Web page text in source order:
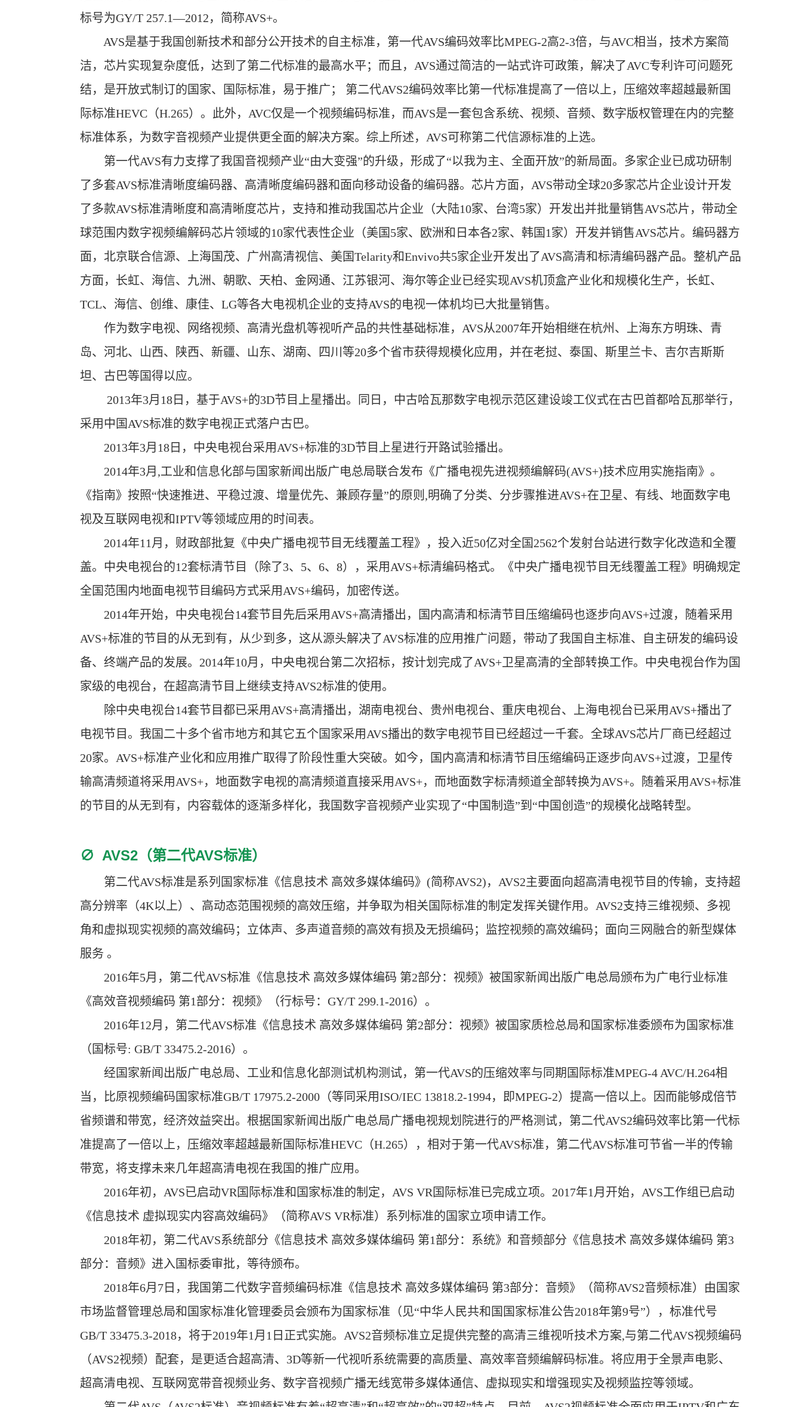
标号为GY/T 257.1—2012，简称AVS+。
AVS是基于我国创新技术和部分公开技术的自主标准，第一代AVS编码效率比MPEG-2高2-3倍，与AVC相当，技术方案简
洁，芯片实现复杂度低，达到了第二代标准的最高水平；而且，AVS通过简洁的一站式许可政策，解决了AVC专利许可问题死
结，是开放式制订的国家、国际标准，易于推广； 第二代AVS2编码效率比第一代标准提高了一倍以上，压缩效率超越最新国
际标准HEVC（H.265）。此外，AVC仅是一个视频编码标准，而AVS是一套包含系统、视频、音频、数字版权管理在内的完整
标准体系，为数字音视频产业提供更全面的解决方案。综上所述，AVS可称第二代信源标准的上选。
第一代AVS有力支撑了我国音视频产业“由大变强”的升级，形成了“以我为主、全面开放”的新局面。多家企业已成功研制
了多套AVS标准清晰度编码器、高清晰度编码器和面向移动设备的编码器。芯片方面，AVS带动全球20多家芯片企业设计开发
了多款AVS标准清晰度和高清晰度芯片，支持和推动我国芯片企业（大陆10家、台湾5家）开发出并批量销售AVS芯片，带动全
球范围内数字视频编解码芯片领域的10家代表性企业（美国5家、欧洲和日本各2家、韩国1家）开发并销售AVS芯片。编码器方
面，北京联合信源、上海国茂、广州高清视信、美国Telarity和Envivo共5家企业开发出了AVS高清和标清编码器产品。整机产品
方面，长虹、海信、九洲、朝歌、天柏、金网通、江苏银河、海尔等企业已经实现AVS机顶盒产业化和规模化生产，长虹、
TCL、海信、创维、康佳、LG等各大电视机企业的支持AVS的电视一体机均已大批量销售。
作为数字电视、网络视频、高清光盘机等视听产品的共性基础标准，AVS从2007年开始相继在杭州、上海东方明珠、青
岛、河北、山西、陕西、新疆、山东、湖南、四川等20多个省市获得规模化应用，并在老挝、泰国、斯里兰卡、吉尔吉斯斯
坦、古巴等国得以应。
2013年3月18日，基于AVS+的3D节目上星播出。同日，中古哈瓦那数字电视示范区建设竣工仪式在古巴首都哈瓦那举行，
采用中国AVS标准的数字电视正式落户古巴。
2013年3月18日，中央电视台采用AVS+标准的3D节目上星进行开路试验播出。
2014年3月,工业和信息化部与国家新闻出版广电总局联合发布《广播电视先进视频编解码(AVS+)技术应用实施指南》。
《指南》按照“快速推进、平稳过渡、增量优先、兼顾存量”的原则,明确了分类、分步骤推进AVS+在卫星、有线、地面数字电
视及互联网电视和IPTV等领域应用的时间表。
2014年11月，财政部批复《中央广播电视节目无线覆盖工程》，投入近50亿对全国2562个发射台站进行数字化改造和全覆
盖。中央电视台的12套标清节目（除了3、5、6、8），采用AVS+标清编码格式。《中央广播电视节目无线覆盖工程》明确规定
全国范围内地面电视节目编码方式采用AVS+编码，加密传送。
2014年开始，中央电视台14套节目先后采用AVS+高清播出，国内高清和标清节目压缩编码也逐步向AVS+过渡，随着采用
AVS+标准的节目的从无到有，从少到多，这从源头解决了AVS标准的应用推广问题，带动了我国自主标准、自主研发的编码设
备、终端产品的发展。2014年10月，中央电视台第二次招标，按计划完成了AVS+卫星高清的全部转换工作。中央电视台作为国
家级的电视台，在超高清节目上继续支持AVS2标准的使用。
除中央电视台14套节目都已采用AVS+高清播出，湖南电视台、贵州电视台、重庆电视台、上海电视台已采用AVS+播出了
电视节目。我国二十多个省市地方和其它五个国家采用AVS播出的数字电视节目已经超过一千套。全球AVS芯片厂商已经超过
20家。AVS+标准产业化和应用推广取得了阶段性重大突破。如今，国内高清和标清节目压缩编码正逐步向AVS+过渡，卫星传
输高清频道将采用AVS+，地面数字电视的高清频道直接采用AVS+，而地面数字标清频道全部转换为AVS+。随着采用AVS+标准
的节目的从无到有，内容载体的逐渐多样化，我国数字音视频产业实现了“中国制造”到“中国创造”的规模化战略转型。
∅ AVS2（第二代AVS标准）
第二代AVS标准是系列国家标准《信息技术 高效多媒体编码》(简称AVS2)，AVS2主要面向超高清电视节目的传输，支持超
高分辨率（4K以上）、高动态范围视频的高效压缩，并争取为相关国际标准的制定发挥关键作用。AVS2支持三维视频、多视
角和虚拟现实视频的高效编码；立体声、多声道音频的高效有损及无损编码；监控视频的高效编码；面向三网融合的新型媒体
服务 。
2016年5月，第二代AVS标准《信息技术 高效多媒体编码 第2部分：视频》被国家新闻出版广电总局颁布为广电行业标准
《高效音视频编码 第1部分：视频》（行标号：GY/T 299.1-2016）。
2016年12月，第二代AVS标准《信息技术 高效多媒体编码 第2部分：视频》被国家质检总局和国家标准委颁布为国家标准
（国标号: GB/T 33475.2-2016）。
经国家新闻出版广电总局、工业和信息化部测试机构测试，第一代AVS的压缩效率与同期国际标准MPEG-4 AVC/H.264相
当，比原视频编码国家标准GB/T 17975.2-2000（等同采用ISO/IEC 13818.2-1994，即MPEG-2）提高一倍以上。因而能够成倍节
省频谱和带宽，经济效益突出。根据国家新闻出版广电总局广播电视规划院进行的严格测试，第二代AVS2编码效率比第一代标
准提高了一倍以上，压缩效率超越最新国际标准HEVC（H.265），相对于第一代AVS标准，第二代AVS标准可节省一半的传输
带宽，将支撑未来几年超高清电视在我国的推广应用。
2016年初，AVS已启动VR国际标准和国家标准的制定，AVS VR国际标准已完成立项。2017年1月开始，AVS工作组已启动
《信息技术 虚拟现实内容高效编码》（简称AVS VR标准）系列标准的国家立项申请工作。
2018年初，第二代AVS系统部分《信息技术 高效多媒体编码 第1部分：系统》和音频部分《信息技术 高效多媒体编码 第3
部分：音频》进入国标委审批，等待颁布。
2018年6月7日，我国第二代数字音频编码标准《信息技术 高效多媒体编码 第3部分：音频》（简称AVS2音频标准）由国家
市场监督管理总局和国家标准化管理委员会颁布为国家标准（见“中华人民共和国国家标准公告2018年第9号”），标准代号
GB/T 33475.3-2018，将于2019年1月1日正式实施。AVS2音频标准立足提供完整的高清三维视听技术方案,与第二代AVS视频编码
（AVS2视频）配套，是更适合超高清、3D等新一代视听系统需要的高质量、高效率音频编解码标准。将应用于全景声电影、
超高清电视、互联网宽带音视频业务、数字音视频广播无线宽带多媒体通信、虚拟现实和增强现实及视频监控等领域。